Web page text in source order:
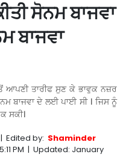
ਸੋਨਮ ਬਾਜਵਾ
ਬਾਜਵਾ
ਆਪਣੀ ਤਾਰੀਫ ਸੁਣ ਕੇ ਭਾਵੁਕ ਨਜ਼ਰ
ਬਾਜਵਾ ਦੇ ਲਈ ਪਾਈ ਸੀ । ਜਿਸ ਨੂੰ
ਸਕੀ।
| Edited by: Shaminder
PM | Updated: January